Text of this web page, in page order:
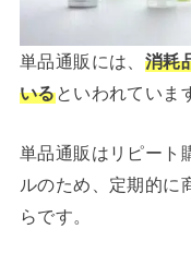
単品通販には、 消耗
いるといわれていま
単品通販はリピート
ルのため、定期的に
らです。